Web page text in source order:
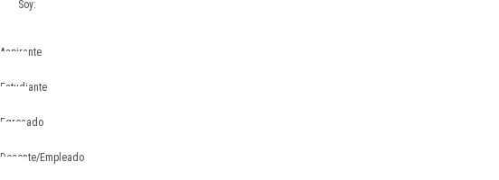
Soy:
Aspirante
Estudiante
Egresado
Docente/Empleado